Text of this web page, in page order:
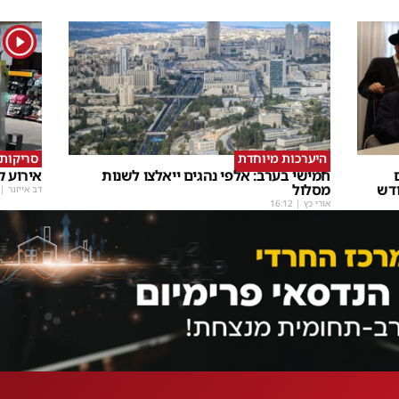
היערכות מיוחדת
חמישי בערב: אלפי נהגים ייאלצו לשנות
מסלול
אורי כץ |
16:12
1
אירוע
דב אייזנר |